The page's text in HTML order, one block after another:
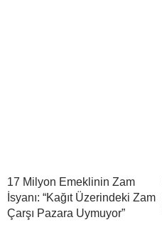
17 Milyon Emeklinin Zam
İsyanı: “Kağıt Üzerindeki Zam
Çarşı Pazara Uymuyor”